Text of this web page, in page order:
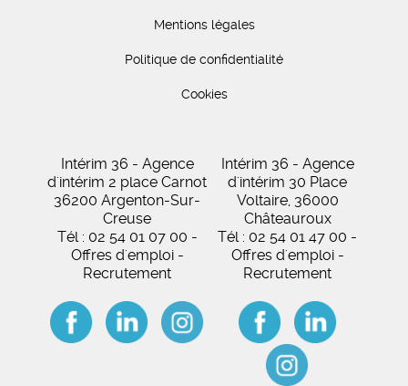
Mentions légales
Politique de confidentialité
Cookies
Intérim 36 - Agence
d'intérim 2 place Carnot
36200 Argenton-Sur-
Creuse
Tél : 02 54 01 07 00 -
Offres d'emploi -
Recrutement
Intérim 36 - Agence
d'intérim 30 Place
Voltaire, 36000
Châteauroux
Tél : 02 54 01 47 00 -
Offres d'emploi -
Recrutement